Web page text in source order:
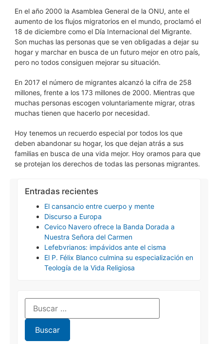
En el año 2000 la Asamblea General de la ONU, ante el
aumento de los flujos migratorios en el mundo, proclamó el
18 de diciembre como el Día Internacional del Migrante.
Son muchas las personas que se ven obligadas a dejar su
hogar y marchar en busca de un futuro mejor en otro país,
pero no todos consiguen mejorar su situación.
En 2017 el número de migrantes alcanzó la cifra de 258
millones, frente a los 173 millones de 2000. Mientras que
muchas personas escogen voluntariamente migrar, otras
muchas tienen que hacerlo por necesidad.
Hoy tenemos un recuerdo especial por todos los que
deben abandonar su hogar, los que dejan atrás a sus
familias en busca de una vida mejor. Hoy oramos para que
se protejan los derechos de todas las personas migrantes.
Entradas recientes
El cansancio entre cuerpo y mente
Discurso a Europa
Cevico Navero ofrece la Banda Dorada a
Nuestra Señora del Carmen
Lefebvrianos: impávidos ante el cisma
El P. Félix Blanco culmina su especialización en
Teología de la Vida Religiosa